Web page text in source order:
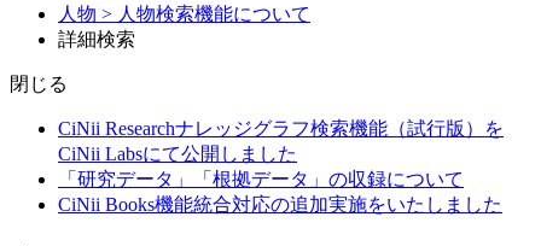
人物 > 人物検索機能について
詳細検索
閉じる
CiNii Researchナレッジグラフ検索機能（試行版）を
CiNii Labsにて公開しました
「研究データ」「根拠データ」の収録について
CiNii Books機能統合対応の追加実施をいたしました